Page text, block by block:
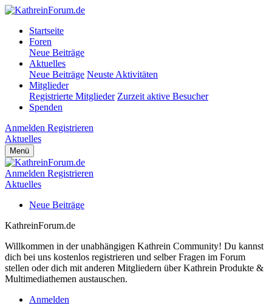
Startseite
Foren
Neue Beiträge
Aktuelles
Neue Beiträge Neuste Aktivitäten
Mitglieder
Registrierte Mitglieder Zurzeit aktive Besucher
Spenden
Anmelden Registrieren
Aktuelles
Menü
Anmelden Registrieren
Aktuelles
Neue Beiträge
KathreinForum.de
Willkommen in der unabhängigen Kathrein Community! Du kannst
dich bei uns kostenlos registrieren und selber Fragen im Forum
stellen oder dich mit anderen Mitgliedern über Kathrein Produkte &
Multimediathemen austauschen.
Anmelden